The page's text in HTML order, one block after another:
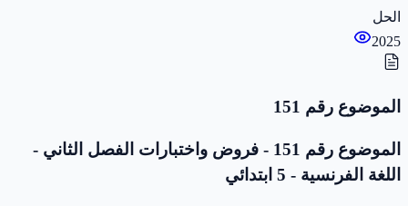
الحل
2025
الموضوع رقم 151
الموضوع رقم 151 - فروض واختبارات الفصل الثاني -
اللغة الفرنسية - 5 ابتدائي